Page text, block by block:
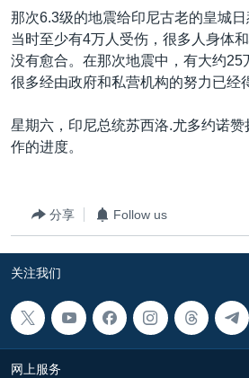
到
索
非洲
美洲
全球议题
军事
劳工
环境
国会报道
美中关系
美国建国250周年
美国之音专访
台海两岸关系
南中国海争端
关注西藏
关注新疆
GEN Z 看美国
VOA今日焦点
中文广播
其他语言网站
那次6.3级的地震给印尼古老的皇城日
当时至少有4万人受伤，很多人身体
没有愈合。在那次地震中，有大约25
很多经由政府和私营机构的努力已经
星期六，印尼总统苏西洛.尤多约诺
作的进度。
分享 Follow us
关注我们
网上服务